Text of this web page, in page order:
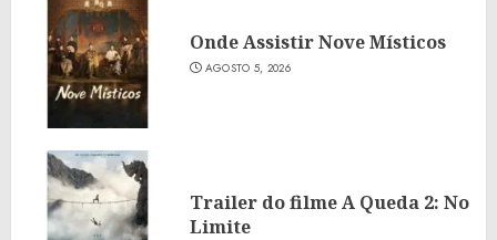
Onde Assistir Nove Místicos
AGOSTO 5, 2026
Trailer do filme A Queda 2: No
Limite